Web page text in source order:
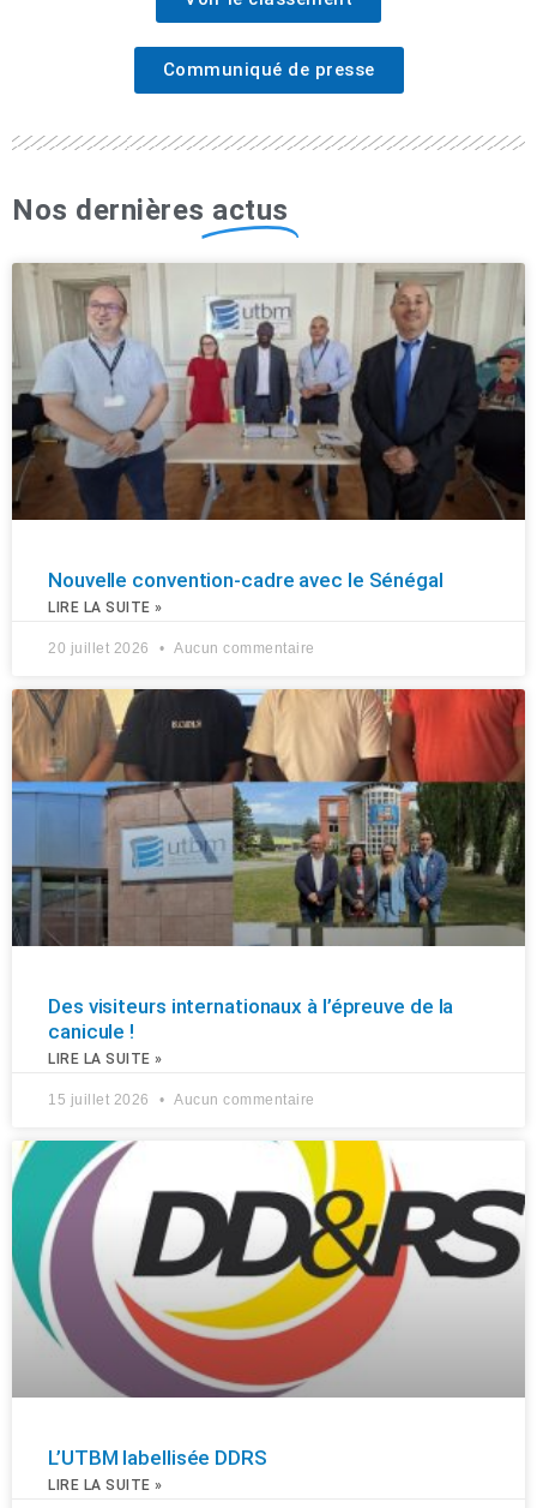
Communiqué de presse
Nos dernières actus
Nouvelle convention-cadre avec le Sénégal
LIRE LA SUITE »
20 juillet 2026 Aucun commentaire
Des visiteurs internationaux à l’épreuve de la
canicule !
LIRE LA SUITE »
15 juillet 2026 Aucun commentaire
L’UTBM labellisée DDRS
LIRE LA SUITE »